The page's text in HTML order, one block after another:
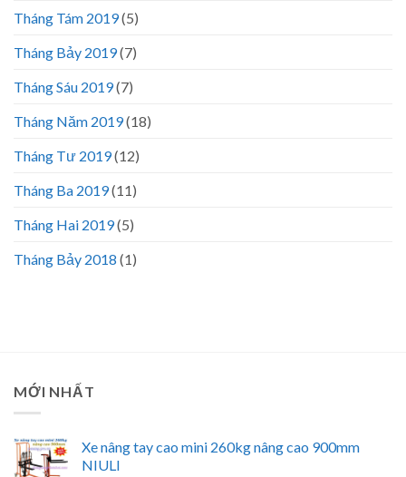
Tháng Tám 2019(5)
Tháng Bảy 2019(7)
Tháng Sáu 2019(7)
Tháng Năm 2019(18)
Tháng Tư 2019(12)
Tháng Ba 2019(11)
Tháng Hai 2019(5)
Tháng Bảy 2018 (1)
MỚI NHẤT
Xe nâng tay cao mini 260kg nâng cao 900mm
NIULI